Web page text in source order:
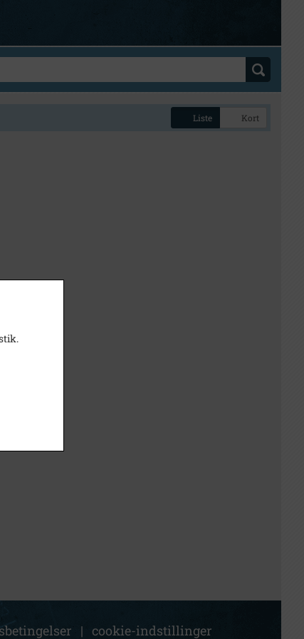
Liste Kort
| cookie-indstillinger